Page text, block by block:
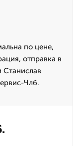
по цене,
отправка в
Станислав
Члб.